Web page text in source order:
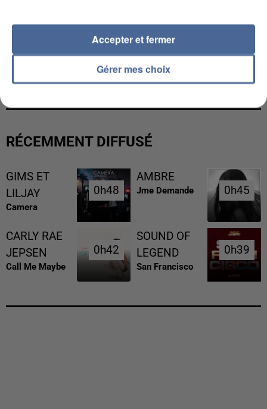
UNE TOURISTE DE L’OISE EMPORTÉE PAR UNE
RÉCEMMENT DIFFUSÉ
GIMS ET
LILJAY
Camera
0h48
0h48
AMBRE
Jme Demande 0h45
0h45
CARLY RAE
JEPSEN
Call Me Maybe
0h42
0h42
SOUND OF
LEGEND
San Francisco
0h39
0h39
Gérer mes choix
Accepter et fermer